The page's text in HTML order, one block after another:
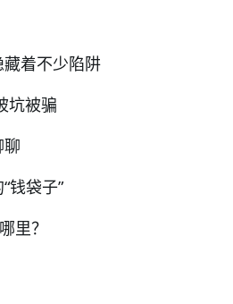
着不少陷阱
坑被骗
钱袋子”
里？